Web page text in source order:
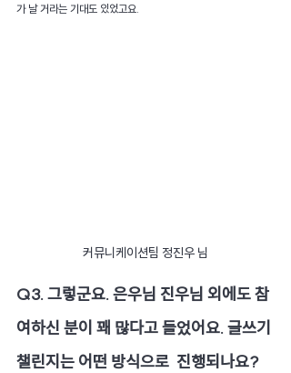
가 날 거라는 기대도 있었고요.
커뮤니케이션팀 정진우 님
Q3. 그렇군요. 은우님 진우님 외에도 참
여하신 분이 꽤 많다고 들었어요. 글쓰기
챌린지는 어떤 방식으로  진행되나요?